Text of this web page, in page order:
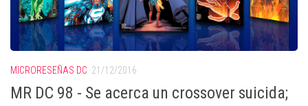
MICRORESEÑAS DC 21/12/2016
MR DC 98 - Se acerca un crossover suicida;